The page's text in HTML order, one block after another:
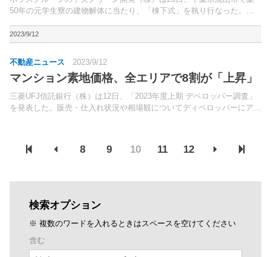
50年の元学生寮の建物解体に当たり、「棟下式」を執り行なった。解
で棟下式を行なった事例では過去2番目の大きさとなる。
2023/9/12
不動産ニュース 2023/9/12
マンション素地価格、全エリアで8割が「上昇」
三菱UFJ信託銀行（株）は12日、「2023年度上期 デベロッパー調査」
を発表した。販売・仕入れ状況や相場観についてディベロッパーにアン
8 9 10 11 12
検索オプション
※ 複数のワードを入れるときはスペースを空けてください
含む